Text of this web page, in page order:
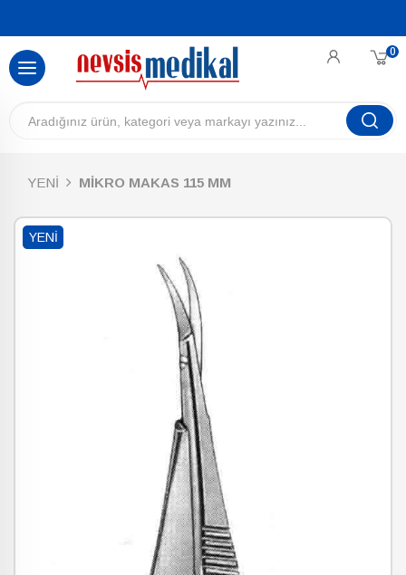
0
YENİ MİKRO MAKAS 115 MM
YENI